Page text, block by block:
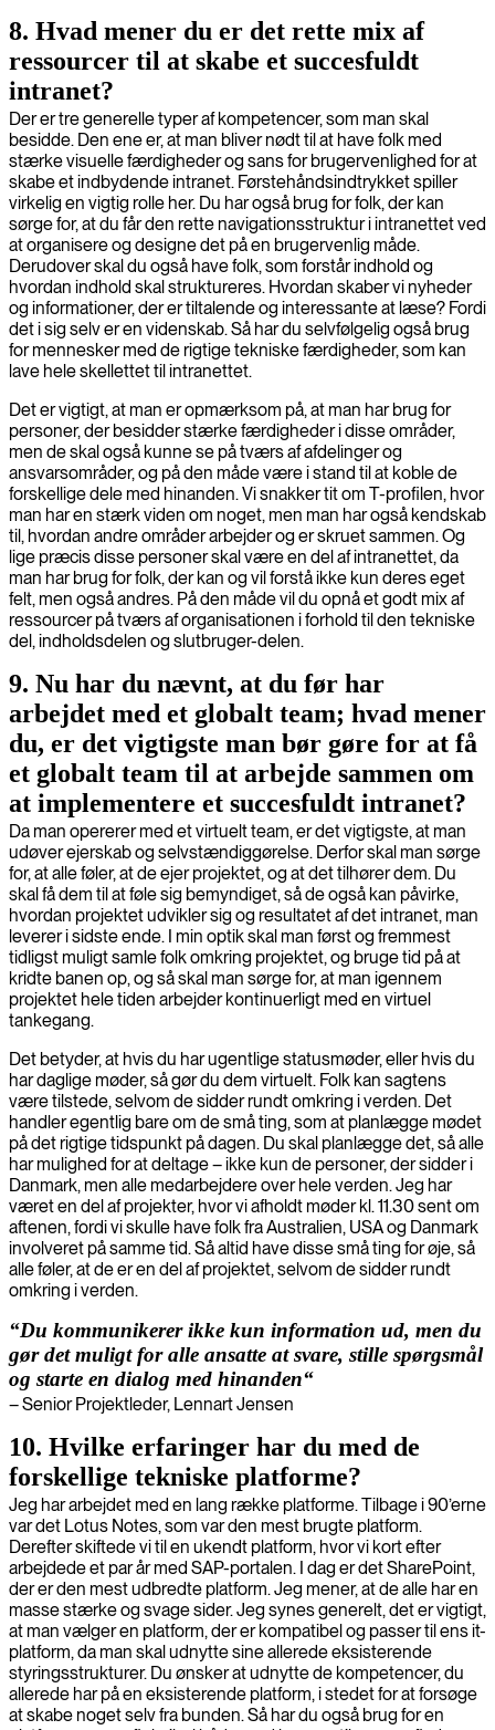
8. Hvad mener du er det rette mix af
ressourcer til at skabe et succesfuldt
intranet?
Der er tre generelle typer af kompetencer, som man skal
besidde. Den ene er, at man bliver nødt til at have folk med
stærke visuelle færdigheder og sans for brugervenlighed for at
skabe et indbydende intranet. Førstehåndsindtrykket spiller
virkelig en vigtig rolle her. Du har også brug for folk, der kan
sørge for, at du får den rette navigationsstruktur i intranettet ved
at organisere og designe det på en brugervenlig måde.
Derudover skal du også have folk, som forstår indhold og
hvordan indhold skal struktureres. Hvordan skaber vi nyheder
og informationer, der er tiltalende og interessante at læse? Fordi
det i sig selv er en videnskab. Så har du selvfølgelig også brug
for mennesker med de rigtige tekniske færdigheder, som kan
lave hele skellettet til intranettet.
Det er vigtigt, at man er opmærksom på, at man har brug for
personer, der besidder stærke færdigheder i disse områder,
men de skal også kunne se på tværs af afdelinger og
ansvarsområder, og på den måde være i stand til at koble de
forskellige dele med hinanden. Vi snakker tit om T-profilen, hvor
man har en stærk viden om noget, men man har også kendskab
til, hvordan andre områder arbejder og er skruet sammen. Og
lige præcis disse personer skal være en del af intranettet, da
man har brug for folk, der kan og vil forstå ikke kun deres eget
felt, men også andres. På den måde vil du opnå et godt mix af
ressourcer på tværs af organisationen i forhold til den tekniske
del, indholdsdelen og slutbruger-delen.
9. Nu har du nævnt, at du før har
arbejdet med et globalt team; hvad mener
du, er det vigtigste man bør gøre for at få
et globalt team til at arbejde sammen om
at implementere et succesfuldt intranet?
Da man opererer med et virtuelt team, er det vigtigste, at man
udøver ejerskab og selvstændiggørelse. Derfor skal man sørge
for, at alle føler, at de ejer projektet, og at det tilhører dem. Du
skal få dem til at føle sig bemyndiget, så de også kan påvirke,
hvordan projektet udvikler sig og resultatet af det intranet, man
leverer i sidste ende. I min optik skal man først og fremmest
tidligst muligt samle folk omkring projektet, og bruge tid på at
kridte banen op, og så skal man sørge for, at man igennem
projektet hele tiden arbejder kontinuerligt med en virtuel
tankegang.
Det betyder, at hvis du har ugentlige statusmøder, eller hvis du
har daglige møder, så gør du dem virtuelt. Folk kan sagtens
være tilstede, selvom de sidder rundt omkring i verden. Det
handler egentlig bare om de små ting, som at planlægge mødet
på det rigtige tidspunkt på dagen. Du skal planlægge det, så alle
har mulighed for at deltage – ikke kun de personer, der sidder i
Danmark, men alle medarbejdere over hele verden. Jeg har
været en del af projekter, hvor vi afholdt møder kl. 11.30 sent om
aftenen, fordi vi skulle have folk fra Australien, USA og Danmark
involveret på samme tid. Så altid have disse små ting for øje, så
alle føler, at de er en del af projektet, selvom de sidder rundt
omkring i verden.
“Du kommunikerer ikke kun information ud, men du
gør det muligt for alle ansatte at svare, stille spørgsmål
og starte en dialog med hinanden“
– Senior Projektleder, Lennart Jensen
10. Hvilke erfaringer har du med de
forskellige tekniske platforme?
Jeg har arbejdet med en lang række platforme. Tilbage i 90’erne
var det Lotus Notes, som var den mest brugte platform.
Derefter skiftede vi til en ukendt platform, hvor vi kort efter
arbejdede et par år med SAP-portalen. I dag er det SharePoint,
der er den mest udbredte platform. Jeg mener, at de alle har en
masse stærke og svage sider. Jeg synes generelt, det er vigtigt,
at man vælger en platform, der er kompatibel og passer til ens it-
platform, da man skal udnytte sine allerede eksisterende
styringsstrukturer. Du ønsker at udnytte de kompetencer, du
allerede har på en eksisterende platform, i stedet for at forsøge
at skabe noget selv fra bunden. Så har du også brug for en